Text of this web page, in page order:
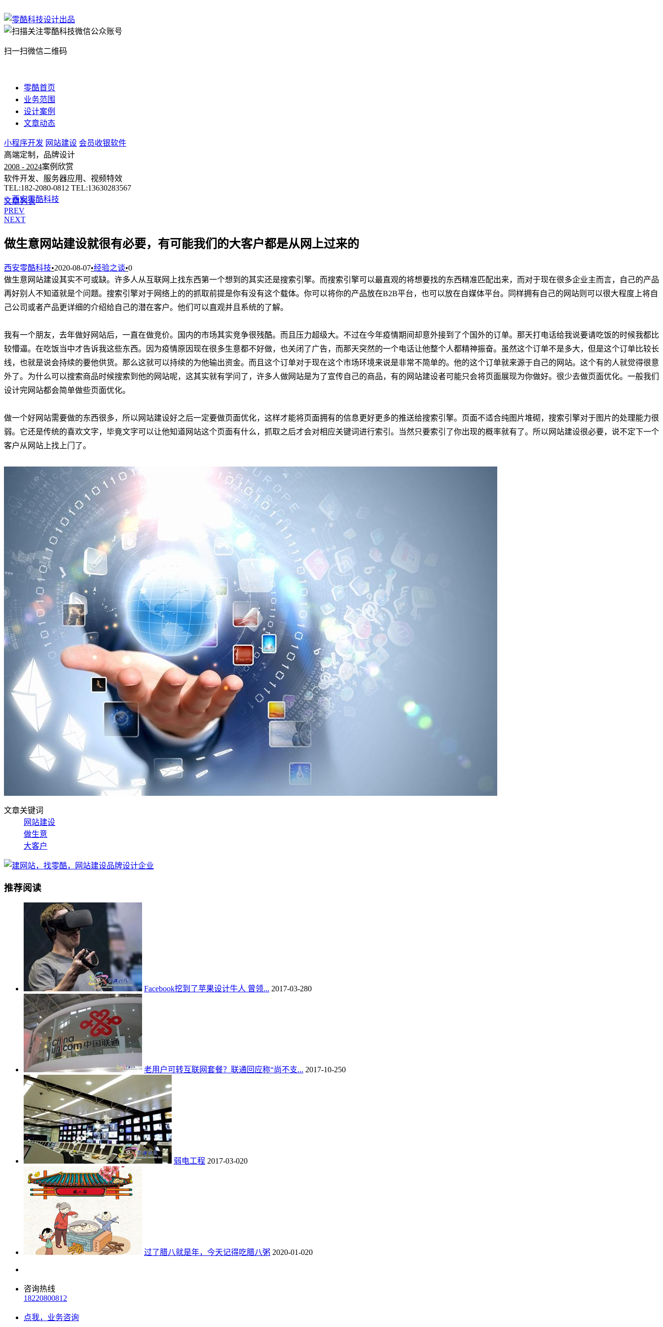
扫一扫微信二维码
零酷首页
业务范围
设计案例
文章动态
小程序开发 网站建设 会员收银软件
高端定制，品牌设计
2008 - 2024案例欣赏
软件开发、服务器应用、视频特效
TEL:182-2080-0812 TEL:13630283567
© 西安零酷科技
文章列表
PREV
NEXT
做生意网站建设就很有必要，有可能我们的大客户都是从网上过来的
西安零酷科技•2020-08-07•经验之谈•0
做生意网站建设其实不可或缺。许多人从互联网上找东西第一个想到的其实还是搜索引擎。而搜索引擎可以最直观的将想要找的东西精准匹配出来，而对于现在很多企业主而言，自己的产品
再好别人不知道就是个问题。搜索引擎对于网络上的的抓取前提是你有没有这个载体。你可以将你的产品放在B2B平台，也可以放在自媒体平台。同样拥有自己的网站则可以很大程度上将自
己公司或者产品更详细的介绍给自己的潜在客户。他们可以直观并且系统的了解。
我有一个朋友，去年做好网站后，一直在做竞价。国内的市场其实竞争很残酷。而且压力超级大。不过在今年疫情期间却意外接到了个国外的订单。那天打电话给我说要请吃饭的时候我都比
较懵逼。在吃饭当中才告诉我这些东西。因为疫情原因现在很多生意都不好做，也关闭了广告，而那天突然的一个电话让他整个人都精神振奋。虽然这个订单不是多大，但是这个订单比较长
线，也就是说会持续的要他供货。那么这就可以持续的为他输出资金。而且这个订单对于现在这个市场环境来说是非常不简单的。他的这个订单就来源于自己的网站。这个有的人就觉得很意
外了。为什么可以搜索商品时候搜索到他的网站呢，这其实就有学问了，许多人做网站是为了宣传自己的商品，有的网站建设者可能只会将页面展现为你做好。很少去做页面优化。一般我们
设计完网站都会简单做些页面优化。
做一个好网站需要做的东西很多，所以网站建设好之后一定要做页面优化，这样才能将页面拥有的信息更好更多的推送给搜索引擎。页面不适合纯图片堆砌，搜索引擎对于图片的处理能力很
弱。它还是传统的喜欢文字，毕竟文字可以让他知道网站这个页面有什么，抓取之后才会对相应关键词进行索引。当然只要索引了你出现的概率就有了。所以网站建设很必要，说不定下一个
客户从网站上找上门了。
文章关键词
网站建设
做生意
大客户
推荐阅读
Facebook挖到了苹果设计牛人 曾领... 2017-03-280
老用户可转互联网套餐？联通回应称“尚不支... 2017-10-250
弱电工程 2017-03-020
过了腊八就是年，今天记得吃腊八粥 2020-01-020
咨询热线
18220800812
点我，业务咨询